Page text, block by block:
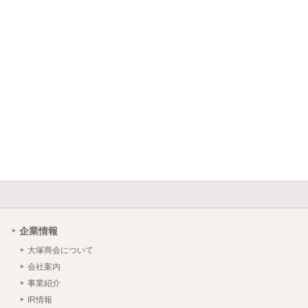
企業情報
大塚商会について
会社案内
事業紹介
IR情報